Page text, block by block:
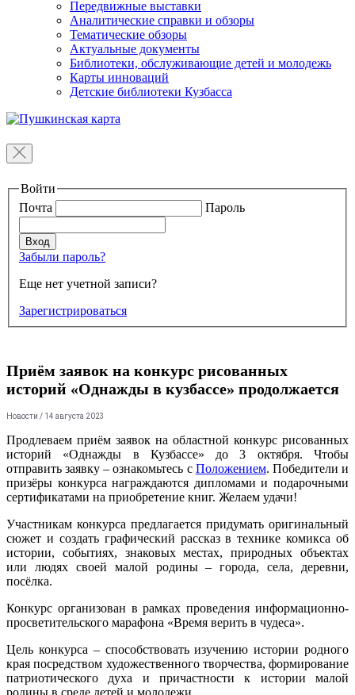
Передвижные выставки
Аналитические справки и обзоры
Тематические обзоры
Актуальные документы
Библиотеки, обслуживающие детей и молодежь
Карты инноваций
Детские библиотеки Кузбасса
Войти
Почта
Пароль
Забыли пароль?
Еще нет учетной записи?
Зарегистрироваться
Приём заявок на конкурс рисованных
историй «Однажды в кузбассе» продолжается
Новости / 14 августа 2023
Продлеваем приём заявок на областной конкурс рисованных
историй «Однажды в Кузбассе» до 3 октября. Чтобы
отправить заявку – ознакомьтесь с Положением. Победители и
призёры конкурса награждаются дипломами и подарочными
сертификатами на приобретение книг. Желаем удачи!
Участникам конкурса предлагается придумать оригинальный
сюжет и создать графический рассказ в технике комикса об
истории, событиях, знаковых местах, природных объектах
или людях своей малой родины – города, села, деревни,
посёлка.
Конкурс организован в рамках проведения информационно-
просветительского марафона «Время верить в чудеса».
Цель конкурса – способствовать изучению истории родного
края посредством художественного творчества, формирование
патриотического духа и причастности к истории малой
родины в среде детей и молодежи.